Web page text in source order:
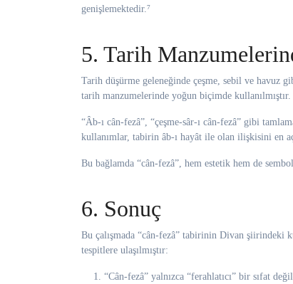
genişlemektedir.⁷
5. Tarih
Tarih düşürme geleneğinde çeşme, sebil ve havuz
tarih manzumelerinde yoğun biçimde kullanılmıştır.
“Âb-ı cân-fezâ”, “çeşme-sâr-ı cân-fezâ” gibi
kullanımlar, tabirin âb-ı hayât ile olan ilişkisini en
Bu bağlamda “cân-fezâ”, hem estetik hem de
6. Sonuç
Bu çalışmada “cân-fezâ” tabirinin Divan şiirindeki
tespitlere ulaşılmıştır:
“Cân-fezâ” yalnızca “ferahlatıcı” bir sıfat